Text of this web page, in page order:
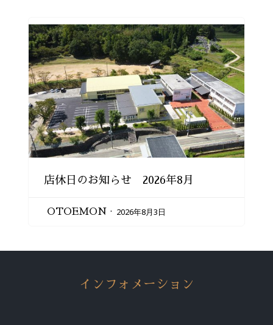
店休日のお知らせ 2026年8月
OTOEMON 2026年8月3日
インフォメーション